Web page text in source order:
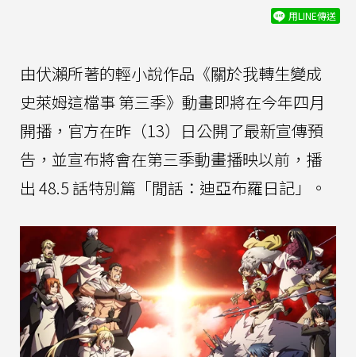
用LINE傳送
由伏瀨所著的輕小說作品《關於我轉生變成
史萊姆這檔事 第三季》動畫即將在今年四月
開播，官方在昨（13）日公開了最新宣傳預
告，並宣布將會在第三季動畫播映以前，播
出 48.5 話特別篇「閒話：迪亞布羅日記」。